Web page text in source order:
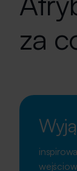
za